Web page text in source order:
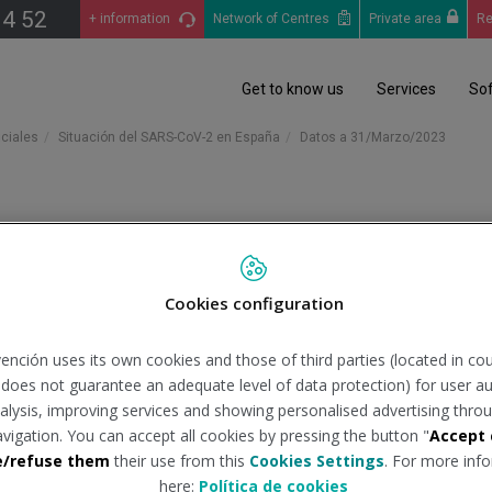
52 + information Network of Centres Private area
Get to know us Services
Situación del SARS-CoV-2 en España Datos a 31/Marzo/2023
datos epidemiológicos, según las cifras publicadas en la
al 31/03/2023
Cookies configuration
uses its own cookies and those of third parties (located in
not guarantee an adequate level of data protection) for user
improving services and showing personalised advertising
You can accept all cookies by pressing the button "Accept
refuse them their use from this Cookies Settings. For more
here: Política de cookies